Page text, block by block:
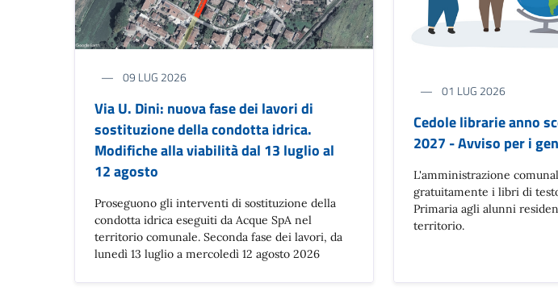
09 LUG 2026
Via U. Dini: nuova fase dei lavori di
sostituzione della condotta idrica.
Modifiche alla viabilità dal 13 luglio al
12 agosto
Proseguono gli interventi di sostituzione della
condotta idrica eseguiti da Acque SpA nel
territorio comunale. Seconda fase dei lavori, da
lunedì 13 luglio a mercoledì 12 agosto 2026
01 LUG 2026
Cedole librarie anno
2027 - Avviso per i
​​​​​​​L'amministrazione
gratuitamente i libri di
Primaria agli alunni
territorio.